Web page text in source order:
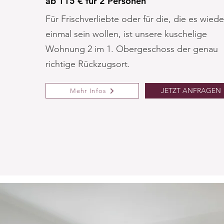
Für Frischverliebte oder für die, die es
einmal sein wollen, ist unsere kuschelige
Wohnung 2 im 1. Obergeschoss der genau
richtige Rückzugsort.
Mehr Infos JETZT ANFRAGEN